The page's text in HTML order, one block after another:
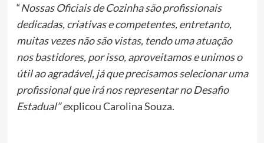
“Nossas Oficiais de Cozinha são profissionais
dedicadas, criativas e competentes, entretanto,
muitas vezes não são vistas, tendo uma atuação
nos bastidores, por isso, aproveitamos e unimos o
útil ao agradável, já que precisamos selecionar uma
profissional que irá nos representar no Desafio
Estadual” explicou Carolina Souza.